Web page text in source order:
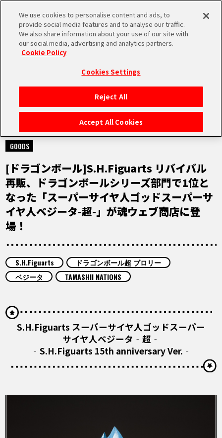
MEN
HOME
NEWS
RANKING
MOVIE
ABOUT
LANGUAGE
JP
EN FR DE ES
NEWS
2023.06.29
GOODS
[ドラゴンボール]S.H.Figuarts リバイバル
再販、ドラゴンボールシリーズ部門で1位と
なった「スーパーサイヤ人ゴッドスーパーサ
イヤ人ベジータ-超-」が魂ウェブ商店に登
場！
S.H.Figuarts
ドラゴンボール超 ブロリー
ベジータ
TAMASHII NATIONS
S.H.Figuarts スーパーサイヤ人ゴッドスーパー
サイヤ人ベジータ‐超‐
‐S.H.Figuarts 15th anniversary Ver.‐
We use cookies to personalise content and ads, to
provide social media features and to analyse our traffic.
We also share information about your use of our site with
our social media, advertising and analytics partners.
Cookie Policy
Cookies Settings
Reject All
Accept All Cookies